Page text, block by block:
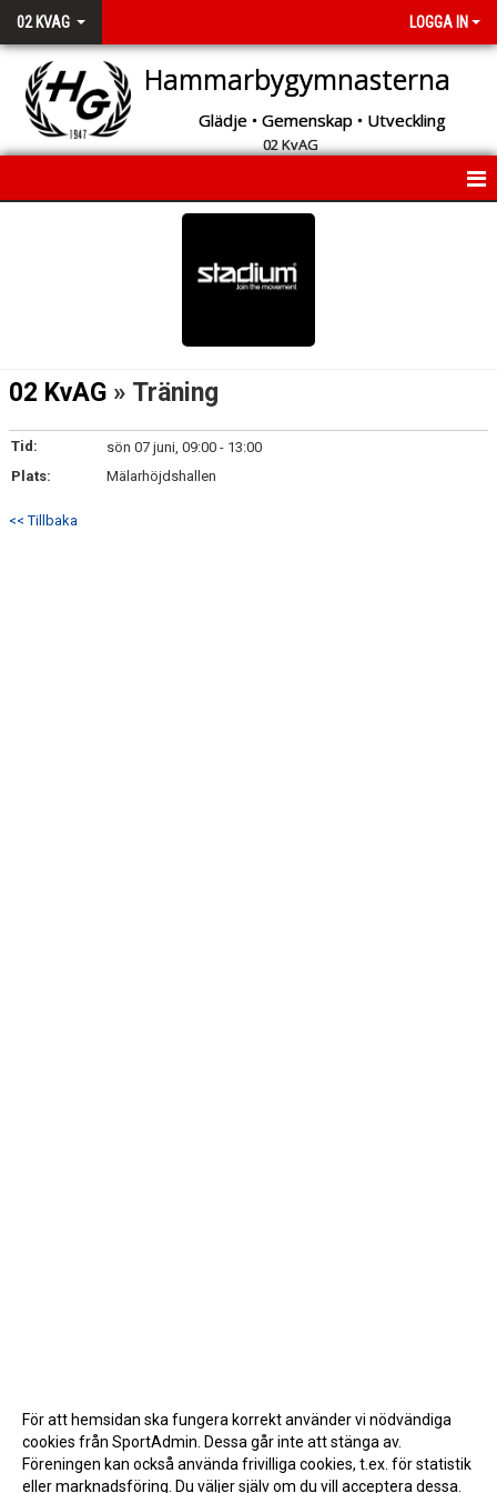
02 KVAG LOGGA IN
Hammarbygymnasterna
Glädje • Gemenskap • Utveckling
02 KvAG
02 KvAG » Träning
Tid:
sön 07 juni, 09:00 - 13:00
Plats:
Mälarhöjdshallen
<< Tillbaka
För att hemsidan ska fungera korrekt använder vi nödvändiga
cookies från SportAdmin. Dessa går inte att stänga av.
Föreningen kan också använda frivilliga cookies, t.ex. för statistik
eller marknadsföring. Du väljer själv om du vill acceptera dessa.